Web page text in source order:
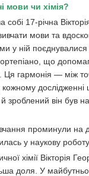
мови чи хімія?
17-річна
мови та
у ній
що
Ця гармонія — між
кожному
зроблений він був
проминули на
у наукову роботу.
хімії Вікторія
доля. У